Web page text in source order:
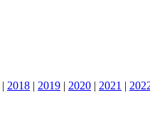
| 2018 | 2019 | 2020 | 2021 |